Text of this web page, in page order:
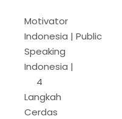
Motivator
Indonesia | Public
Speaking
Indonesia |
4
Langkah
Cerdas